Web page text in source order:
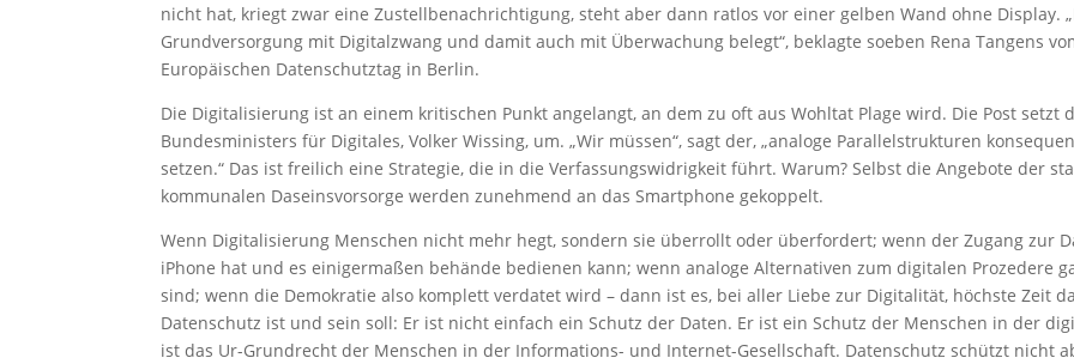
nicht hat, kriegt zwar eine Zustellbenachrichtigung, steht aber dann ratlos vor einer gelben Wand ohne Display.
Grundversorgung mit Digitalzwang und damit auch mit Überwachung belegt“, beklagte soeben Rena Tangens
Europäischen Datenschutztag in Berlin.
Die Digitalisierung ist an einem kritischen Punkt angelangt, an dem zu oft aus Wohltat Plage wird. Die Post setzt
Bundesministers für Digitales, Volker Wissing, um. „Wir müssen“, sagt der, „analoge Parallelstrukturen
setzen.“ Das ist freilich eine Strategie, die in die Verfassungswidrigkeit führt. Warum? Selbst die Angebote der
kommunalen Daseinsvorsorge werden zunehmend an das Smartphone gekoppelt.
Wenn Digitalisierung Menschen nicht mehr hegt, sondern sie überrollt oder überfordert; wenn der Zugang zur
iPhone hat und es einigermaßen behände bedienen kann; wenn analoge Alternativen zum digitalen Prozedere
sind; wenn die Demokratie also komplett verdatet wird – dann ist es, bei aller Liebe zur Digitalität, höchste Zeit
Datenschutz ist und sein soll: Er ist nicht einfach ein Schutz der Daten. Er ist ein Schutz der Menschen in der
ist das Ur-Grundrecht der Menschen in der Informations- und Internet-Gesellschaft. Datenschutz schützt nicht